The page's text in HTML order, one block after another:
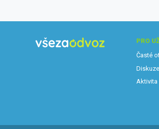
PRO
Časté
Diskuze
Aktivita